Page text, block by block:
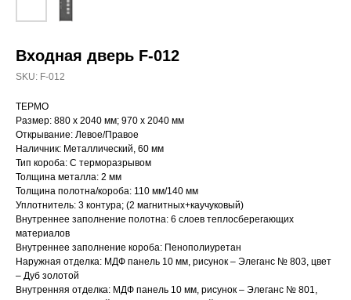
Входная дверь F-012
SKU: F-012
ТЕРМО
Размер: 880 х 2040 мм; 970 х 2040 мм
Открывание: Левое/Правое
Наличник: Металлический, 60 мм
Тип короба: С терморазрывом
Толщина металла: 2 мм
Толщина полотна/короба: 110 мм/140 мм
Уплотнитель: 3 контура; (2 магнитных+каучуковый)
Внутреннее заполнение полотна: 6 слоев теплосберегающих
материалов
Внутреннее заполнение короба: Пенополиуретан
Наружная отделка: МДФ панель 10 мм, рисунок – Элеганс № 803, цвет
– Дуб золотой
Внутренняя отделка: МДФ панель 10 мм, рисунок – Элеганс № 801,